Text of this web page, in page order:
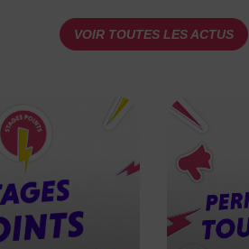
VOIR TOUTES LES ACTUS